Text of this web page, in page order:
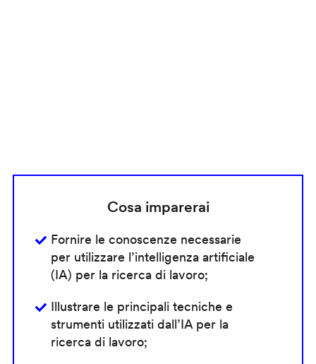
Cosa imparerai
Fornire le conoscenze necessarie
per utilizzare l’intelligenza artificiale
(IA) per la ricerca di lavoro;
Illustrare le principali tecniche e
strumenti utilizzati dall’IA per la
ricerca di lavoro;